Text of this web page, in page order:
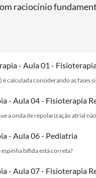
raciocínio
- Aula 01 -
calculada considerando as fases
- Aula 04 - Fisioterapia
a onda de repolarização atrial
- Aula 06 - Pediatria
bífida está correta?
- Aula 07 - Fisioterapia